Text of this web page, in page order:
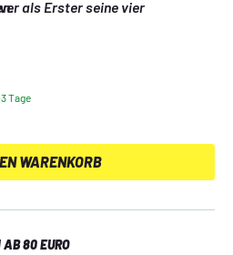
als Erster seine vier
Tage
WARENKORB
AB 80 EURO